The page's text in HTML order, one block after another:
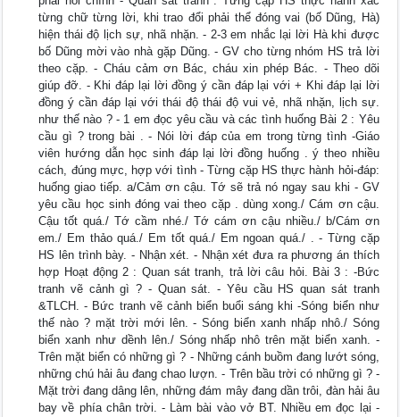
từng chữ từng lời, khi trao đổi phải thể đóng vai (bố Dũng, Hà)
hiện thái độ lịch sự, nhã nhặn. - 2-3 em nhắc lại lời Hà khi được
bố Dũng mời vào nhà gặp Dũng. - GV cho từng nhóm HS trả lời
theo cặp. - Cháu cảm ơn Bác, cháu xin phép Bác. - Theo dõi
giúp đỡ. - Khi đáp lại lời đồng ý cần đáp lại với + Khi đáp lại lời
đồng ý cần đáp lại với thái độ thái độ vui vẻ, nhã nhặn, lịch sự.
như thế nào ? - 1 em đọc yêu cầu và các tình huống Bài 2 : Yêu
cầu gì ? trong bài . - Nói lời đáp của em trong từng tình -Giáo
viên hướng dẫn học sinh đáp lại lời đồng huống . ý theo nhiều
cách, đúng mực, hợp với tình - Từng cặp HS thực hành hỏi-đáp:
huống giao tiếp. a/Cảm ơn cậu. Tớ sẽ trả nó ngay sau khi - GV
yêu cầu học sinh đóng vai theo cặp . dùng xong./ Cám ơn cậu.
Cậu tốt quá./ Tớ cầm nhé./ Tớ cám ơn cậu nhiều./ b/Cám ơn
em./ Em thảo quá./ Em tốt quá./ Em ngoan quá./ . - Từng cặp
HS lên trình bày. - Nhận xét. - Nhận xét đưa ra phương án thích
hợp Hoạt động 2 : Quan sát tranh, trả lời câu hỏi. Bài 3 : -Bức
tranh vẽ cảnh gì ? - Quan sát. - Yêu cầu HS quan sát tranh
&TLCH. - Bức tranh vẽ cảnh biển buổi sáng khi -Sóng biển như
thế nào ? mặt trời mới lên. - Sóng biển xanh nhấp nhô./ Sóng
biển xanh như dềnh lên./ Sóng nhấp nhô trên mặt biển xanh. -
Trên mặt biển có những gì ? - Những cánh buồm đang lướt sóng,
những chú hải âu đang chao lượn. - Trên bầu trời có những gì ? -
Mặt trời đang dâng lên, những đám mây đang dần trôi, đàn hải âu
bay về phía chân trời. - Làm bài vào vở BT. Nhiều em đọc lại -